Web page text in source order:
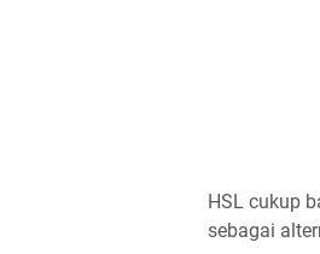
HSL cukup
sebagai